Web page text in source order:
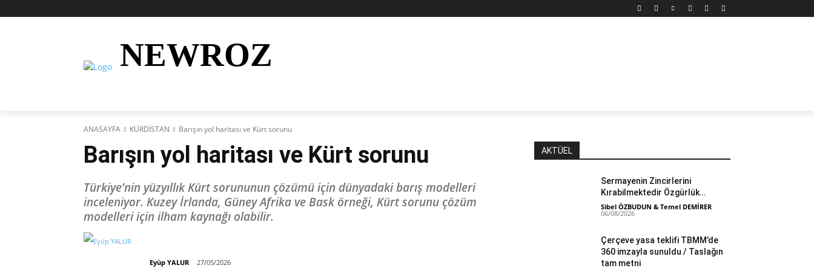
NEWROZ
ANASAYFA KÜRDİSTAN Barışın yol haritası ve Kürt sorunu
Barışın yol haritası ve Kürt sorunu
Türkiye’nin yüzyıllık Kürt sorununun çözümü için dünyadaki barış modelleri
inceleniyor. Kuzey İrlanda, Güney Afrika ve Bask örneği, Kürt sorunu çözüm
modelleri için ilham kaynağı olabilir.
Eyüp YALUR 27/05/2026
AKTÜEL
Sermayenin Zincirlerini
Kırabilmektedir Özgürlük…
Sibel ÖZBUDUN & Temel DEMİRER -
06/08/2026
Çerçeve yasa teklifi TBMM’de
360 imzayla sunuldu / Taslağın
tam metni